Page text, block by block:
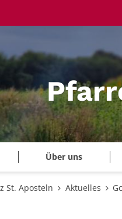
Über uns
St. Aposteln Aktuelles